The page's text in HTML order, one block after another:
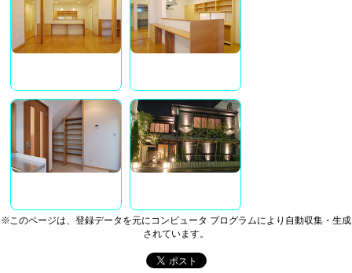
※このページは、登録データを元にコンピュータ プログラムにより自動収集・生成
されています。